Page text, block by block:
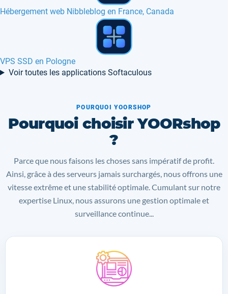
Hébergement web Easy Poll en France, Belgique, Europe
Hébergement web FUD forum en France, Canada
Voir toutes les applications Softaculous
POURQUOI YOORSHOP
Pourquoi choisir YOORshop
?
Parce que nous faisons les choses sans impératif de profit.
Ainsi, grâce à des serveurs jamais surchargés, nous offrons une
vitesse extrême et une stabilité optimale. Cumulant sur notre
expertise Linux, nous assurons une gestion optimale et
surveillance continue...